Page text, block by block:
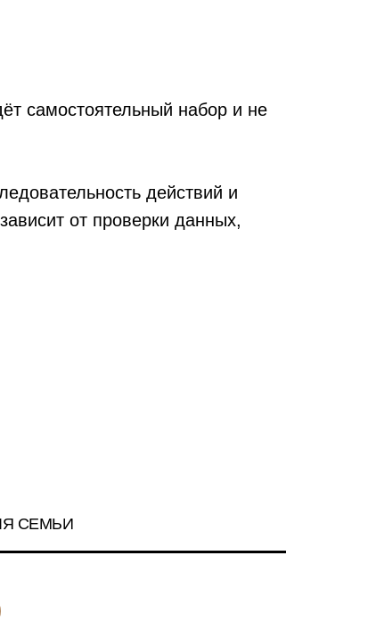
самостоятельный набор и не
действий и
от проверки данных,
СЕМЬИ